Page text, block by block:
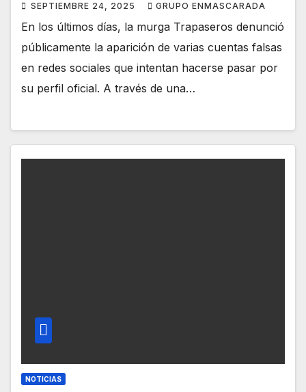
SEPTIEMBRE 24, 2025 GRUPO ENMASCARADA
En los últimos días, la murga Trapaseros denunció
públicamente la aparición de varias cuentas falsas
en redes sociales que intentan hacerse pasar por
su perfil oficial. A través de una…
NOTICIAS